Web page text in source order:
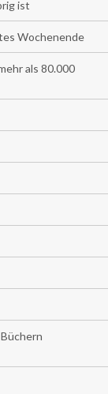
ist
Wochenende
als 80.000